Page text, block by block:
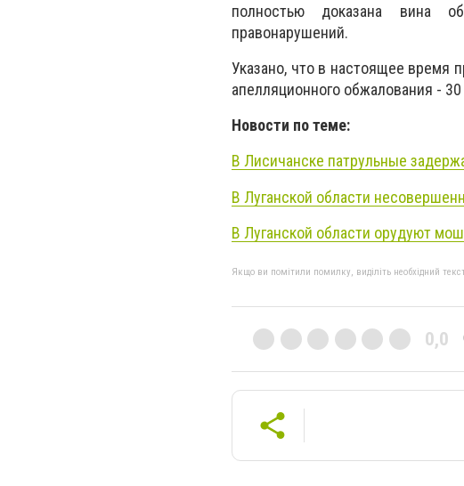
полностью доказана вина
правонарушений.
Указано, что в настоящее время
апелляционного обжалования -
Новости по теме:
В Лисичанске патрульные
В Луганской области
В Луганской области орудуют
Якщо ви помітили помилку, виділіть необхідний
0,0